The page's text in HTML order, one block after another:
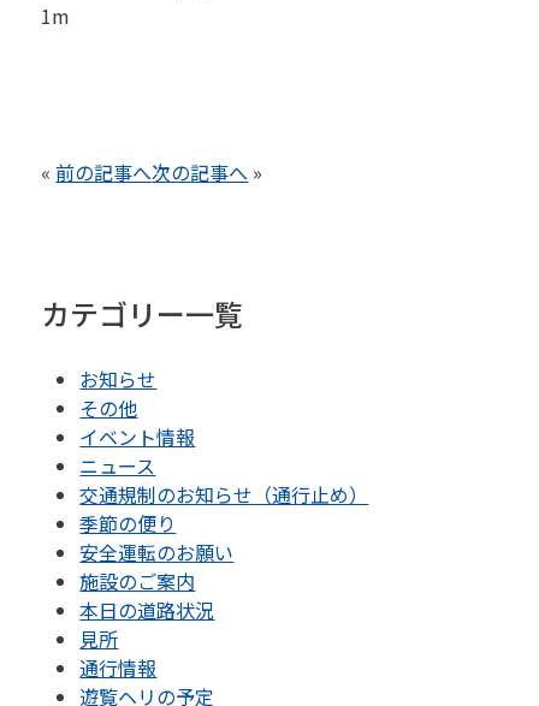
1m
«前の記事へ次の記事へ »
カテゴリー一覧
お知らせ
その他
イベント情報
ニュース
交通規制のお知らせ（通行止め）
季節の便り
安全運転のお願い
施設のご案内
本日の道路状況
見所
通行情報
遊覧ヘリの予定